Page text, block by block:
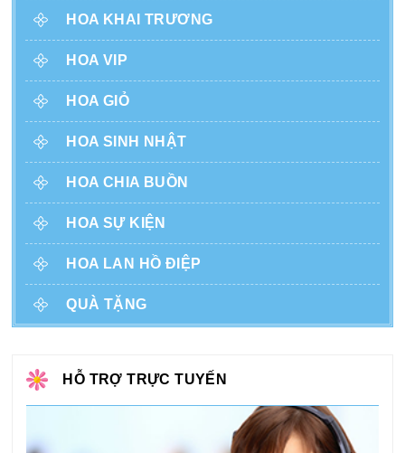
HOA KHAI TRƯƠNG
HOA VIP
HOA GIỎ
HOA SINH NHẬT
HOA CHIA BUỒN
HOA SỰ KIỆN
HOA LAN HỒ ĐIỆP
QUÀ TẶNG
HỖ TRỢ TRỰC TUYẾN